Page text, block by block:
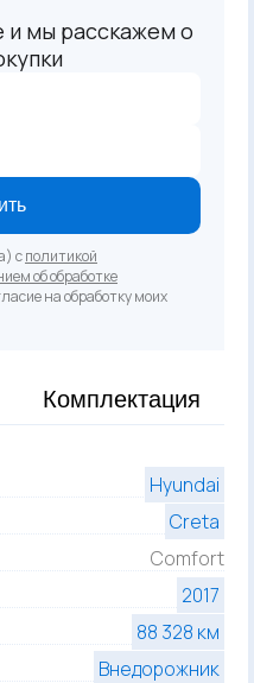
и мы расскажем о
сполитикой
об обработке
на обработку моих
Комплектация
Hyundai
Creta
Comfort
2017
88 328 км
Внедорожник